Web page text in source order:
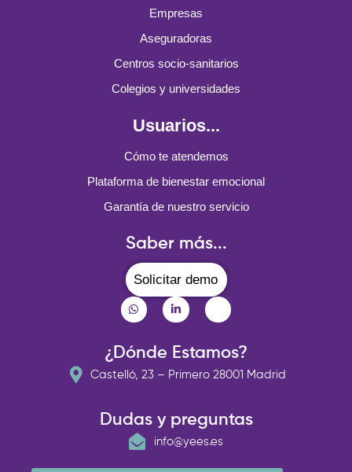
Empresas
Aseguradoras
Centros socio-sanitarios
Colegios y universidades
Usuarios...
Cómo te atendemos
Plataforma de bienestar emocional
Garantía de nuestro servicio
Saber más...
Solicitar demo
¿Dónde Estamos?
Castelló, 23 – Primero 28001 Madrid
Dudas y preguntas
info@yees.es